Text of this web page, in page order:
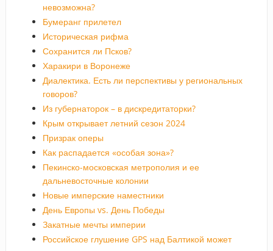
невозможна?
Бумеранг прилетел
Историческая рифма
Сохранится ли Псков?
Харакири в Воронеже
Диалектика. Есть ли перспективы у региональных
говоров?
Из губернаторок – в дискредитаторки?
Крым открывает летний сезон 2024
Призрак оперы
Как распадается «особая зона»?
Пекинско-московская метрополия и ее
дальневосточные колонии
Новые имперские наместники
День Европы vs. День Победы
Закатные мечты империи
Российское глушение GPS над Балтикой может